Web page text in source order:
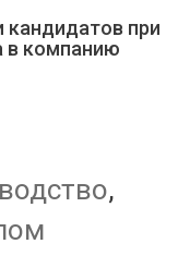
при
в компанию
,